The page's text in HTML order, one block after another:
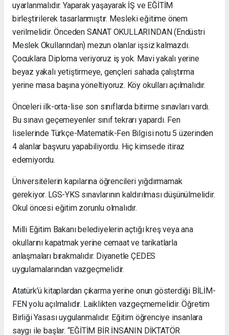
uyarlanmalıdır. Yaparak yaşayarak İŞ ve EĞİTİM
birleştirilerek tasarlanmıştır. Mesleki eğitime önem
verilmelidir. Önceden SANAT OKULLARINDAN (Endüstri
Meslek Okullarından) mezun olanlar işsiz kalmazdı.
Çocuklara Diploma veriyoruz iş yok. Mavi yakalı yerine
beyaz yakalı yetiştirmeye, gençleri sahada çalıştırma
yerine masa başına yöneltiyoruz. Köy okulları açılmalıdır.
Önceleri ilk-orta-lise son sınıflarda bitirme sınavları vardı.
Bu sınavı geçemeyenler sınıf tekrarı yapardı. Fen
liselerinde Türkçe-Matematik-Fen Bilgisi notu 5 üzerinden
4 alanlar başvuru yapabiliyordu. Hiç kimsede itiraz
edemiyordu.
Üniversitelerin kapılarına öğrencileri yığdırmamak
gerekiyor. LGS-YKS sınavlarının kaldırılması düşünülmelidir.
Okul öncesi eğitim zorunlu olmalıdır.
Milli Eğitim Bakanı belediyelerin açtığı kreş veya ana
okullarını kapatmak yerine cemaat ve tarikatlarla
anlaşmaları bırakmalıdır. Diyanetle ÇEDES
uygulamalarından vazgeçmelidir.
Atatürk’ü kitaplardan çıkarma yerine onun gösterdiği BİLİM-
FEN yolu açılmalıdır. Laiklikten vazgeçmemelidir. Öğretim
Birliği Yasası uygulanmalıdır. Eğitim öğrenciye insanlara
saygı ile başlar. “EĞİTİM BİR İNSANIN DİKTATÖR